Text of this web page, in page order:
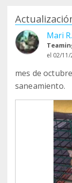
Mari
el 02/11/
mes de
saneamiento.